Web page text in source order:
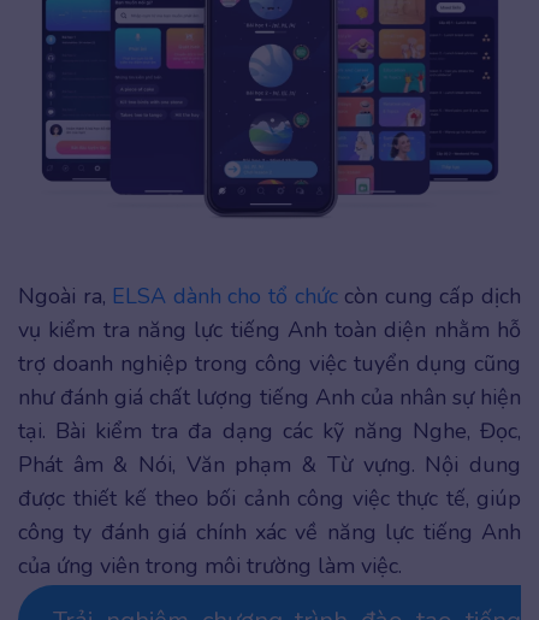
Ngoài ra, ELSA dành cho tổ chứccòn cung cấp dịch
vụ kiểm tra năng lực tiếng Anh toàn diện nhằm hỗ
trợ doanh nghiệp trong công việc tuyển dụng cũng
như đánh giá chất lượng tiếng Anh của nhân sự hiện
tại. Bài kiểm tra đa dạng các kỹ năng Nghe, Đọc,
Phát âm & Nói, Văn phạm & Từ vựng. Nội dung
được thiết kế theo bối cảnh công việc thực tế, giúp
công ty đánh giá chính xác về năng lực tiếng Anh
của ứng viên trong môi trường làm việc.